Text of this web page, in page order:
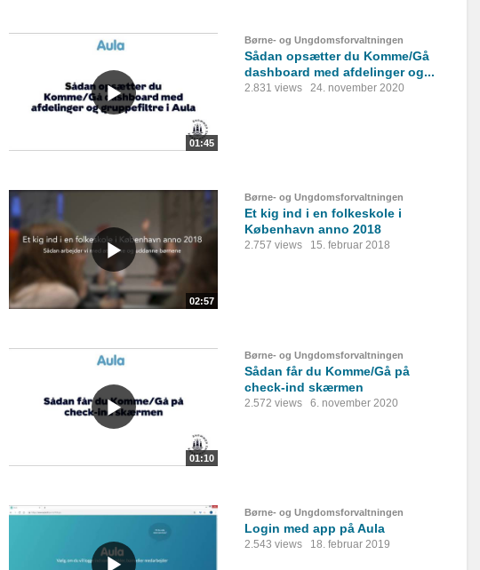
01:45
Børne- og Ungdomsforvaltningen
Sådan opsætter du Komme/Gå
dashboard med afdelinger og...
2.831 views 24. november 2020
02:57
Børne- og Ungdomsforvaltningen
Et kig ind i en folkeskole i
København anno 2018
2.757 views 15. februar 2018
01:10
Børne- og Ungdomsforvaltningen
Sådan får du Komme/Gå på
check-ind skærmen
2.572 views 6. november 2020
Børne- og Ungdomsforvaltningen
Login med app på Aula
2.543 views 18. februar 2019